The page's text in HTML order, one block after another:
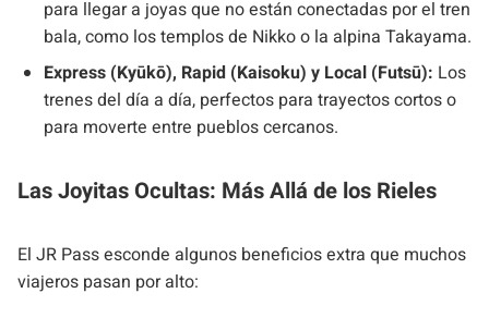
para llegar a joyas que no están conectadas por el tren
bala, como los templos de Nikko o la alpina Takayama.
Express (Kyūkō), Rapid (Kaisoku) y Local (Futsū): Los
trenes del día a día, perfectos para trayectos cortos o
para moverte entre pueblos cercanos.
Las Joyitas Ocultas: Más Allá de los Rieles
El JR Pass esconde algunos beneficios extra que muchos
viajeros pasan por alto: